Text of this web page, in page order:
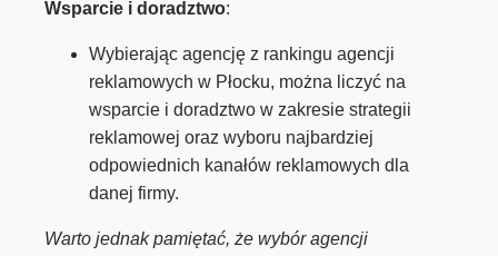
Wsparcie i doradztwo:
Wybierając agencję z rankingu agencji
reklamowych w Płocku, można liczyć na
wsparcie i doradztwo w zakresie strategii
reklamowej oraz wyboru najbardziej
odpowiednich kanałów reklamowych dla
danej firmy.
Warto jednak pamiętać, że wybór agencji